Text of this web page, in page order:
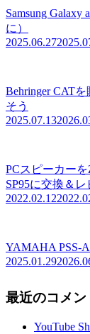
Samsung
に）
2025.06.27
Behringer CAT
そう
2025.07.13
PCスピーカー
SP95に交換＆レ
2022.02.12
YAMAHA PSS-
2025.01.29
最近のコメン
YouTube